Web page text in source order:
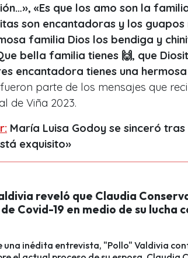
«Es que los amo son la
son encantadoras y los guapos
familia Dios los bendiga y
bella familia tienes 🙌, que
encantadora tienes una
parte de los mensajes que
de Viña 2023.
María Luisa Godoy se sinceró tras
exquisito»
reveló que Claudia
Covid-19 en medio de su lucha
una inédita entrevista, "Pollo" Valdivia